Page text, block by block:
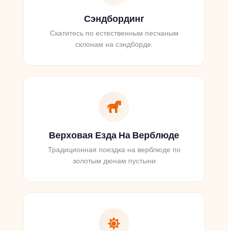
Сэндбординг
Скатитесь по естественным песчаным
склонам на сэндборде.
Верховая Езда На Верблюде
Традиционная поездка на верблюде по
золотым дюнам пустыни